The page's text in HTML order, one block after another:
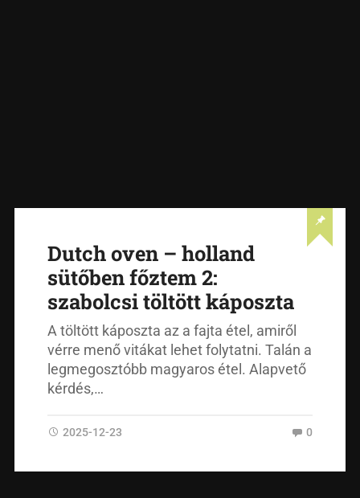
Dutch oven – holland
sütőben főztem 2:
szabolcsi töltött káposzta
A töltött káposzta az a fajta étel, amiről
vérre menő vitákat lehet folytatni. Talán a
legmegosztóbb magyaros étel. Alapvető
kérdés,…
2025-12-23 0